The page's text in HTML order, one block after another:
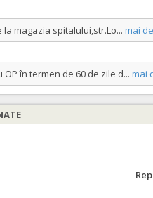
magazia spitalului,str.Lo... mai
OP în termen de 60 de zile d... mai